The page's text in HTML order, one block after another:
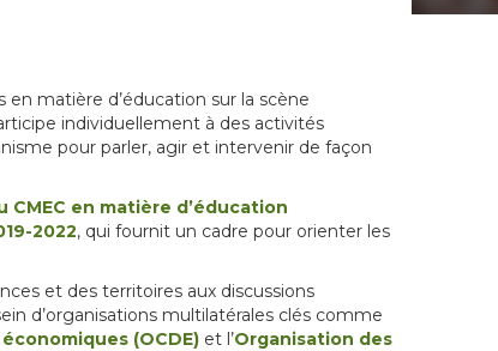
matière d’éducation sur la scène
individuellement à des activités
pour parler, agir et intervenir de façon
CMEC en matière d’éducation
2022, qui fournit un cadre pour orienter les
et des territoires aux discussions
d’organisations multilatérales clés comme
(OCDE) et l’Organisation des